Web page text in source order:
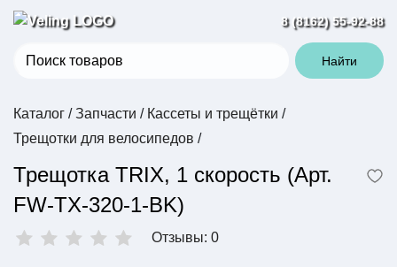
8 (8162) 55-92-88
Найти
Каталог / Запчасти / Кассеты и трещётки /
Трещотки для велосипедов /
Трещотка TRIX, 1 скорость (Арт.
FW-TX-320-1-BK)
Отзывы: 0